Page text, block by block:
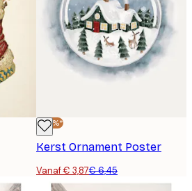
-40%*
Kerst Ornament Poster
Vanaf € 3,87€ 6,45